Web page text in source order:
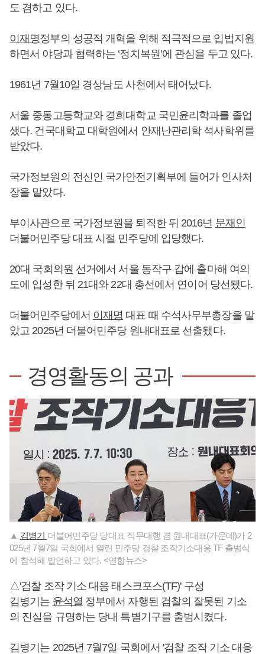
도 겸하고 있다.
이재명정부의 성공적 개혁을 위해 적극적으로 입법지원
하면서 야당과 협력하는 ‘정치복원’에 관심을 두고 있다.
1961년 7월10일 경상남도 사천에서 태어났다.
서울 중동고등학교와 경희대학교 국민윤리학과를 졸업
샜다. 건국대학교 대학원에서 안재난관리학 석사학위를
받았다.
국가정보원의 전신인 국가안전기획부에 들어가 인사처
장을 맡았다.
부이사관으로 국가정보원을 퇴직한 뒤 2016년 문재인
더불어민주당 대표 시절 민주당에 입당했다.
20대 국회의원 선거에서 서울 동작구 갑에 출마해 여의
도에 입성한 뒤 21대와 22대 총선에서 연이어 당선됐다.
더불어민주당에서 이재명 대표 때 수석사무부총장을 맡
았고 2025년 더불어민주당 원내대표로 선출됐다.
경영활동의 공과
▲ 김병기 더불어민주당 당대표 직무대행 겸 원내대표(가운데)가 2
025년 7월7일 국회에서 열린 민주당 검찰 조작기소대응 TF 출범식
에 참석해 발언하고 있다. <연합뉴스>
△'검찰 조작 기소 대응 태스크포스(TF)' 구성
김병기는 윤석열 정부에서 자행된 검찰의 잘못된 기소
의 진실을 규명하는 당내 특별기구를 출범시켰다.
김병기는 2025년 7월7일 국회에서 '검찰 조작 기소 대응